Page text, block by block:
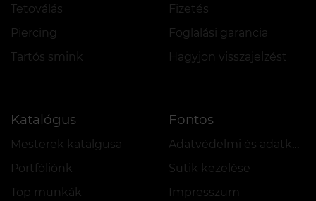
Tetoválás
Piercing
Tartós smink
Fizetés
Foglalási garancia
Hagyjon visszajelzést
Katalógus
Mesterek katalgusa
Portfóliónk
Top munkák
Fontos
Adatvédelmi és adatkezelési szabályzat
Sütik kezelése
Impresszum